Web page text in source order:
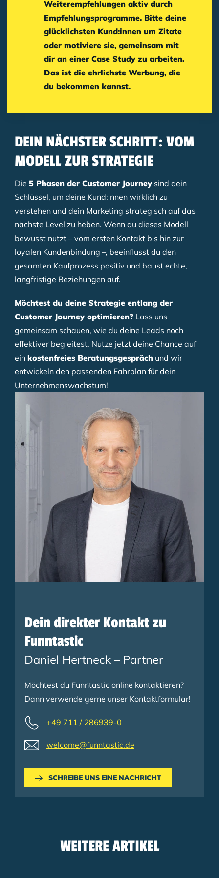
Weiterempfehlungen aktiv durch
Empfehlungsprogramme. Bitte deine
glücklichsten Kund:innen um Zitate
oder motiviere sie, gemeinsam mit
dir an einer Case Study zu arbeiten.
Das ist die ehrlichste Werbung, die
du bekommen kannst.
DEIN NÄCHSTER SCHRITT: VOM
MODELL ZUR STRATEGIE
Die 5 Phasen der Customer Journey sind dein
Schlüssel, um deine Kund:innen wirklich zu
verstehen und dein Marketing strategisch auf das
nächste Level zu heben. Wenn du dieses Modell
bewusst nutzt – vom ersten Kontakt bis hin zur
loyalen Kundenbindung –, beeinflusst du den
gesamten Kaufprozess positiv und baust echte,
langfristige Beziehungen auf.
Möchtest du deine Strategie entlang der
Customer Journey optimieren? Lass uns
gemeinsam schauen, wie du deine Leads noch
effektiver begleitest. Nutze jetzt deine Chance auf
ein kostenfreies Beratungsgespräch und wir
entwickeln den passenden Fahrplan für dein
Unternehmenswachstum!
Dein direkter Kontakt zu
Funntastic
Daniel Hertneck – Partner
Möchtest du Funntastic online kontaktieren?
Dann verwende gerne unser Kontaktformular!
+49 711 / 286939-0
welcome@funntastic.de
SCHREIBE UNS EINE NACHRICHT
WEITERE ARTIKEL